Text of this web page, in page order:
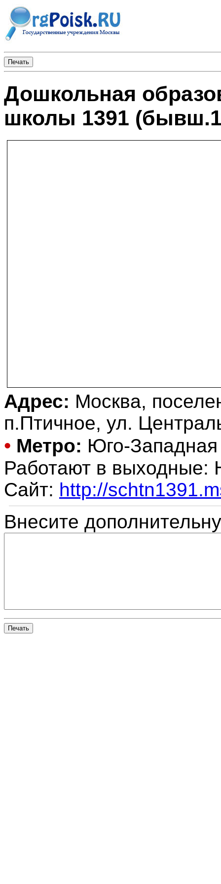
Дошкольная
школы 1391
Адрес: Москва,
п.Птичное, ул.
• Метро: Юго-
Работают в выходные:
Сайт: http://
Внесите